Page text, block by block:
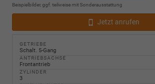
Beispielbilder, ggf. teilweise mit Sonderausstattung
Jetzt anrufen
GETRIEBE
Schalt. 5-Gang
ANTRIEBSACHSE
Frontantrieb
ZYLINDER
3